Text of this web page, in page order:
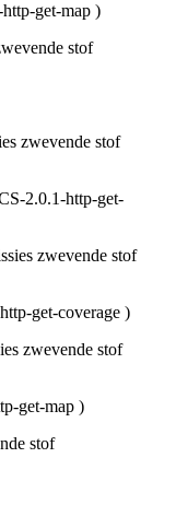
get-map )
stof
zwevende stof
2.0.1-http-get-
zwevende stof
get-coverage )
zwevende stof
get-map )
stof